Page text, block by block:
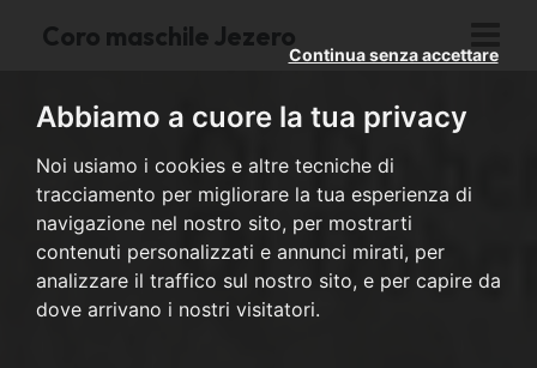
Abbiamo a cuore la tua privacy
Noi usiamo i cookies e altre tecniche di
tracciamento per migliorare la tua esperienza di
navigazione nel nostro sito, per mostrarti
contenuti personalizzati e annunci mirati, per
analizzare il traffico sul nostro sito, e per capire da
dove arrivano i nostri visitatori.
Continua senza accettare
Coro maschile Jezero